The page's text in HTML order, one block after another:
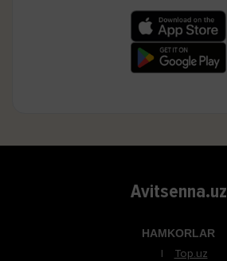
Avitsenna.uz
HAMKORLAR
Top.uz